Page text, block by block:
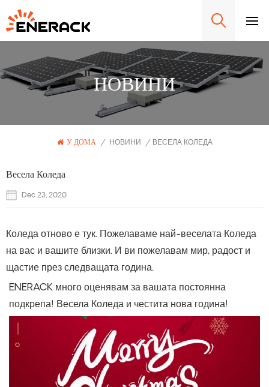
НОВИНИ
У ДОМА / НОВИНИ / ВЕСЕЛА КОЛЕДА
Весела Коледа
Dec 23, 2020
Коледа отново е тук. Пожелаваме най-веселата Коледа
на вас и вашите близки. И ви пожелавам мир, радост и
щастие през следващата година.
ENERACK много оценявам за вашата постоянна
подкрепа! Весела Коледа и честита нова година!